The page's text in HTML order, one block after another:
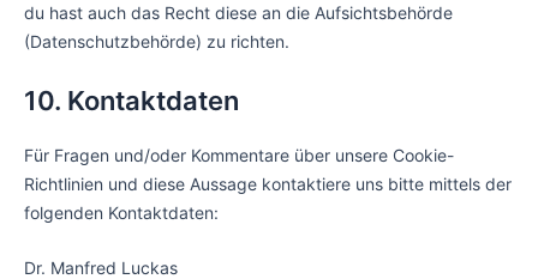
du hast auch das Recht diese an die Aufsichtsbehörde
(Datenschutzbehörde) zu richten.
10. Kontaktdaten
Für Fragen und/oder Kommentare über unsere Cookie-
Richtlinien und diese Aussage kontaktiere uns bitte mittels der
folgenden Kontaktdaten:
Dr. Manfred Luckas